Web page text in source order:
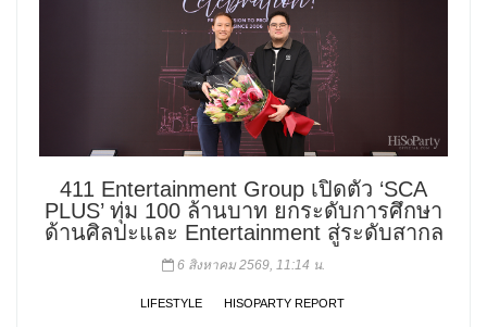
411 Entertainment Group เปิดตัว ‘SCA
PLUS’ ทุ่ม 100 ล้านบาท ยกระดับการศึกษา
ด้านศิลปะและ Entertainment สู่ระดับสากล
6 สิงหาคม 2569, 11:14 น.
LIFESTYLE HISOPARTY REPORT